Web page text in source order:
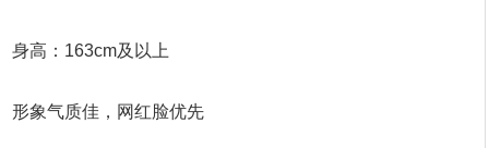
身高：163cm及以上
形象气质佳，网红脸优先